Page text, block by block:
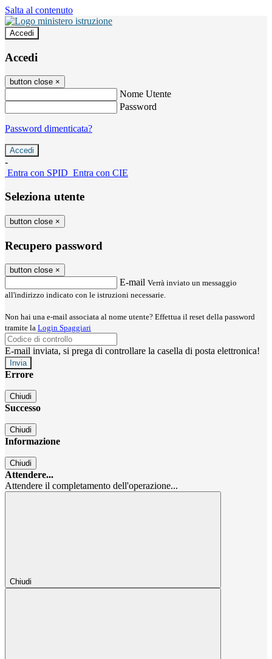
Salta al contenuto
Accedi
Accedi
button close ×
Nome Utente
Password
Password dimenticata?
-
Entra con SPID Entra con CIE
Seleziona utente
button close ×
Recupero password
button close ×
E-mail Verrà inviato un messaggio
all'indirizzo indicato con le istruzioni necessarie.
Non hai una e-mail associata al nome utente? Effettua il reset della password
tramite la Login Spaggiari
E-mail inviata, si prega di controllare la casella di posta elettronica!
Errore
Chiudi
Successo
Chiudi
Informazione
Chiudi
Attendere...
Attendere il completamento dell'operazione...
Chiudi